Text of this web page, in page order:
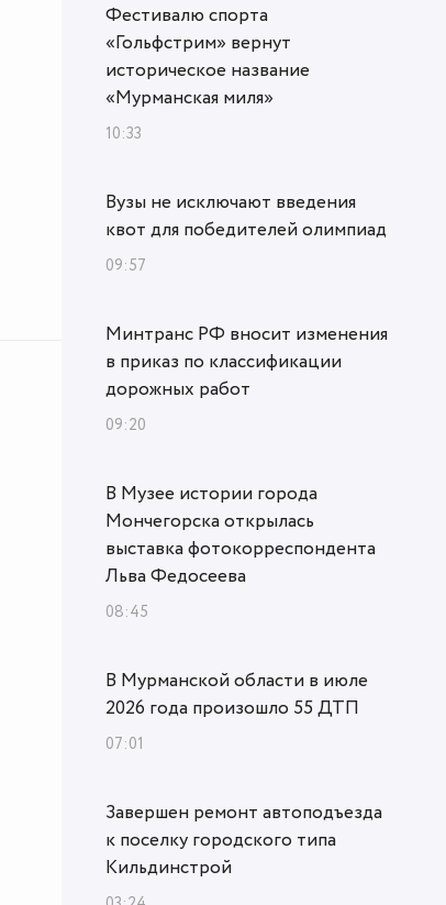
Фестивалю спорта
«Гольфстрим» вернут
историческое название
«Мурманская миля»
10:33
Вузы не исключают введения
квот для победителей олимпиад
09:57
Минтранс РФ вносит изменения
в приказ по классификации
дорожных работ
09:20
В Музее истории города
Мончегорска открылась
выставка фотокорреспондента
Льва Федосеева
08:45
В Мурманской области в июле
2026 года произошло 55 ДТП
07:01
Завершен ремонт автоподъезда
к поселку городского типа
Кильдинстрой